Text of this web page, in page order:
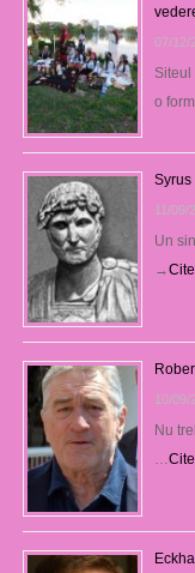
07/12/
Siteul
o
Syrus
11/09/
Un
→
10/09/
Nu